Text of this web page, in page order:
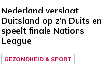
Nederland verslaat
Duitsland op z’n Duits en
speelt finale Nations
League
GEZONDHEID & SPORT